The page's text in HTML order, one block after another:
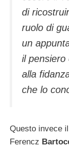
di
ruolo di
un
il pensiero
alla
che lo
Questo invece
Ferencz